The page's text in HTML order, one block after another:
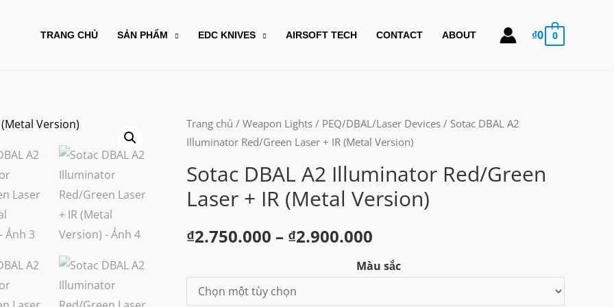
TRANG CHỦ SẢN PHẨM EDC KNIVES AIRSOFT TECH CONTACT ABOUT ₫0 0
Trang chủ / Weapon Lights / PEQ/DBAL/Laser Devices / Sotac DBAL A2
Illuminator Red/Green Laser + IR (Metal Version)
Sotac DBAL A2 Illuminator Red/Green
Laser + IR (Metal Version)
₫2.750.000 – ₫2.900.000
giá:
Màu sắc